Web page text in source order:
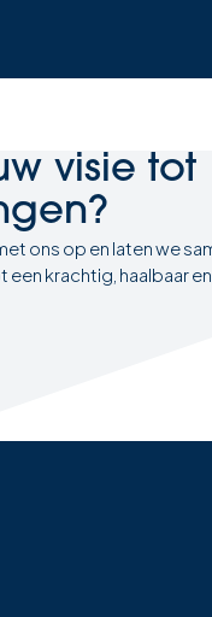
visie tot
ons op en laten we
krachtig, haalbaar en